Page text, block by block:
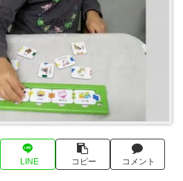
LINE コピー コメント